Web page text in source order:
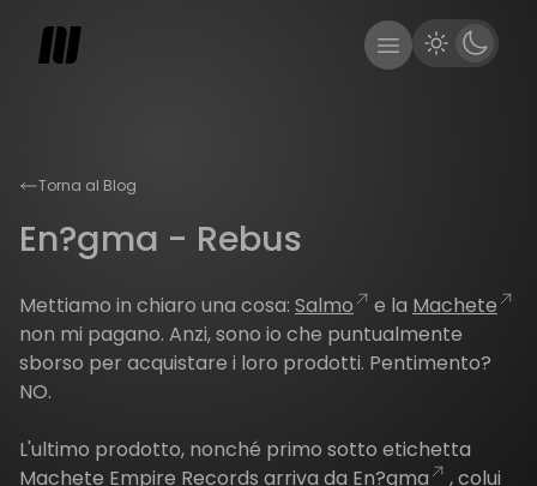
Torna al Blog
En?gma - Rebus
Mettiamo in chiaro una cosa: Salmo e la Machete
non mi pagano. Anzi, sono io che puntualmente
sborso per acquistare i loro prodotti. Pentimento?
NO.
L'ultimo prodotto, nonché primo sotto etichetta
Machete Empire Records arriva da En?gma
, colui